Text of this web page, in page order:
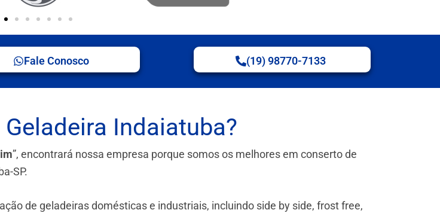
Fale Conosco (19) 98770-7133
Indaiatuba?
”, encontrará nossa empresa porque somos os melhores em conserto de
SP.
de geladeiras domésticas e industriais, incluindo side by side, frost free,